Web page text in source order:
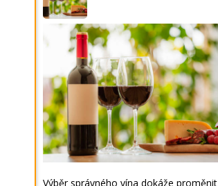
Výběr správného vína dokáže proměnit